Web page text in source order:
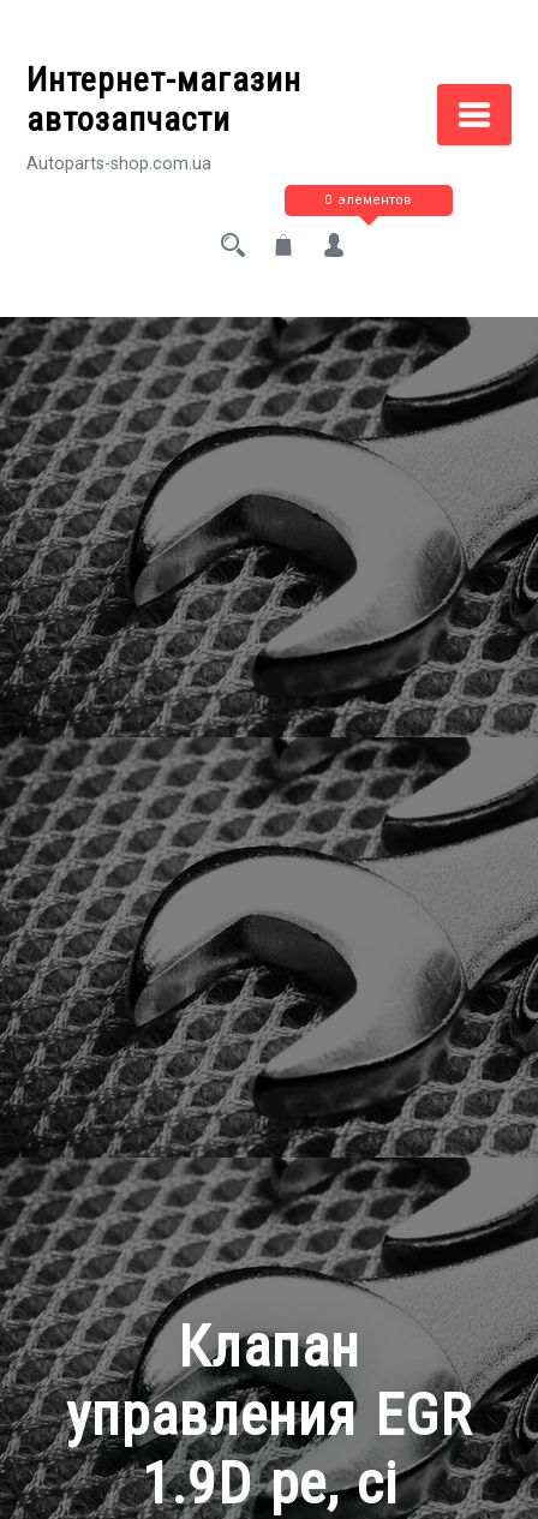
содержимому
Интернет-магазин
автозапчасти
Autoparts-shop.com.ua
0 элементов
Клапан
управления EGR
1.9D pe, ci